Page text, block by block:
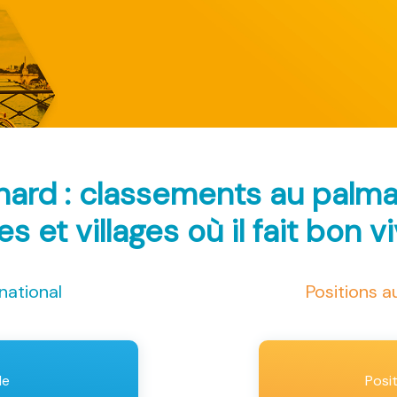
: classements au
et villages où il fait bon
Positions